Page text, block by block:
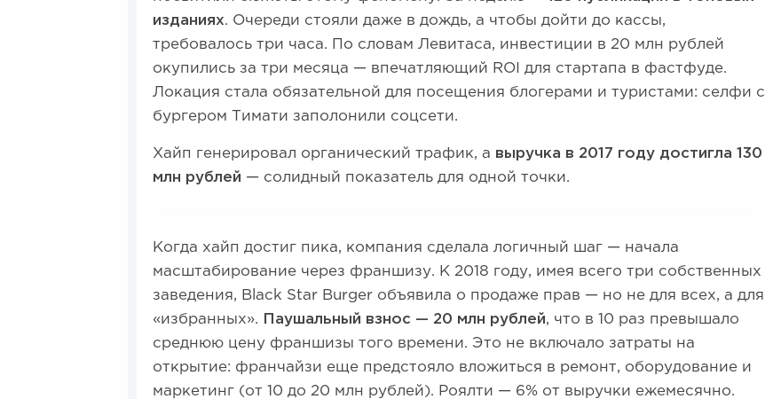
изданиях. Очереди стояли даже в дождь, а чтобы дойти до кассы,
требовалось три часа. По словам Левитаса, инвестиции в 20 млн рублей
окупились за три месяца — впечатляющий ROI для стартапа в фастфуде.
Локация стала обязательной для посещения блогерами и туристами: селфи с
бургером Тимати заполонили соцсети.
Хайп генерировал органический трафик, а выручка в 2017 году достигла 130
млн рублей — солидный показатель для одной точки.
Когда хайп достиг пика, компания сделала логичный шаг — начала
масштабирование через франшизу. К 2018 году, имея всего три собственных
заведения, Black Star Burger объявила о продаже прав — но не для всех, а для
«избранных».
Паушальный взнос — 20 млн рублей, что в 10 раз превышало
среднюю цену франшизы того времени. Это не включало затраты на
открытие: франчайзи еще предстояло вложиться в ремонт, оборудование и
маркетинг (от 10 до 20 млн рублей). Роялти — 6% от выручки ежемесячно.